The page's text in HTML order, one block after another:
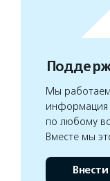
Мы
информация
по любому
Вместе мы